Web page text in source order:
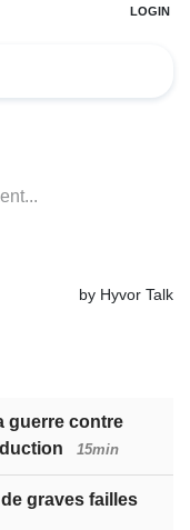
guerre contre
15min
graves failles